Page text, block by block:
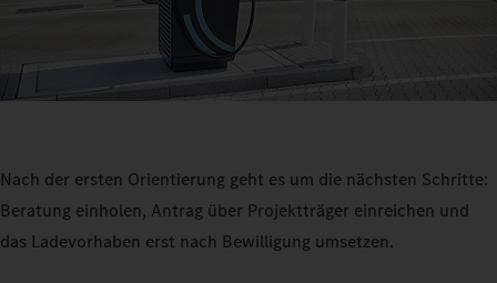
Nach der ersten Orientierung geht es um die nächsten Schritte:
Beratung einholen, Antrag über Projektträger einreichen und
das Ladevorhaben erst nach Bewilligung umsetzen.